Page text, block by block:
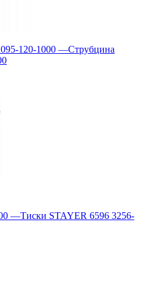
120-1000 —Струбцина
—Тиски STAYER 6596 3256-